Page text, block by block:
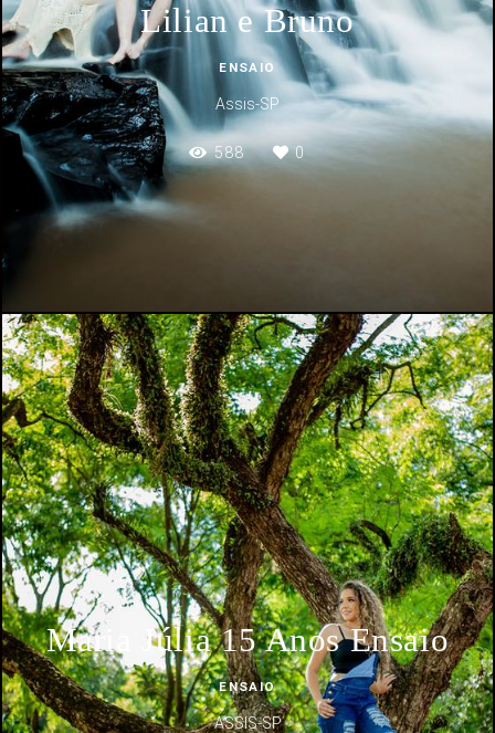
Lilian e Bruno
ENSAIO
Assis-SP
588 0
Maria Júlia 15 Anos Ensaio
ENSAIO
ASSIS-SP